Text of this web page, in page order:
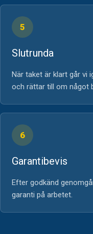
5
Slutrunda
När taket är klart går vi
och rättar till om något
6
Garantibevis
Efter godkänd
garanti på arbetet.